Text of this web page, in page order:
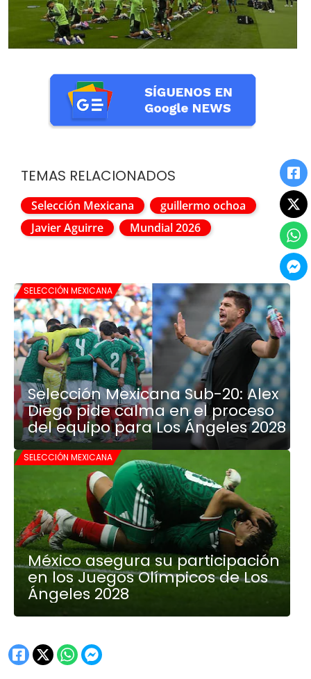
TEMAS RELACIONADOS
Selección Mexicana
guillermo ochoa
Javier Aguirre
Mundial 2026
SELECCIÓN MEXICANA
Selección Mexicana Sub-20: Alex
Diego pide calma en el proceso
del equipo para Los Ángeles 2028
SELECCIÓN MEXICANA
México asegura su participación
en los Juegos Olímpicos de Los
Ángeles 2028